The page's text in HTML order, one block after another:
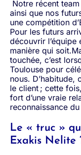
Notre récent
ainsi que nos
une compétition
Pour les futurs
découvrir
manière qui
touchée, c’est
Toulouse pour
nous. D’habitude,
le client ; cette
fort d’une vraie
reconnaissance
Le « truc »
Exakis Nelite